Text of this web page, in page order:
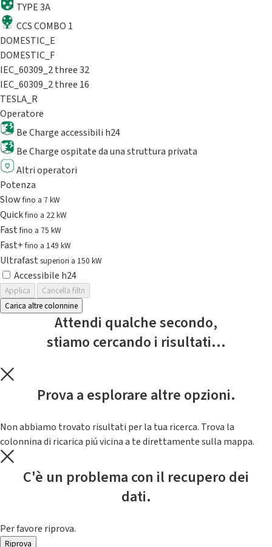
TYPE 3A
CCS COMBO 1
DOMESTIC_E
DOMESTIC_F
IEC_60309_2 three 32
IEC_60309_2 three 16
TESLA_R
Operatore
Be Charge accessibili h24
Be Charge ospitate da una struttura privata
Altri operatori
Potenza
Slowfino a 7 kW
Quickfino a 22 kW
Fastfino a 75 kW
Fast+fino a 149 kW
Ultrafast superiori a 150 kW
Accessibile h24
Applica
Cancella filtri
Carica altre colonnine
Attendi qualche secondo,
stiamo cercando i risultati...
Prova a esplorare altre opzioni.
Non abbiamo trovato risultati per la tua ricerca. Trova la
colonnina di ricarica piú vicina a te direttamente sulla mappa.
C'è un problema con il recupero dei
dati.
Per favore riprova.
Riprova